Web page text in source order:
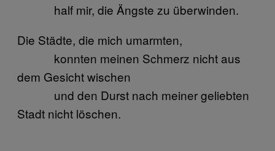
half mir, die Ängste zu überwinden.
Die Städte, die mich umarmten,
konnten meinen Schmerz nicht aus
dem Gesicht wischen
und den Durst nach meiner geliebten
Stadt nicht löschen.